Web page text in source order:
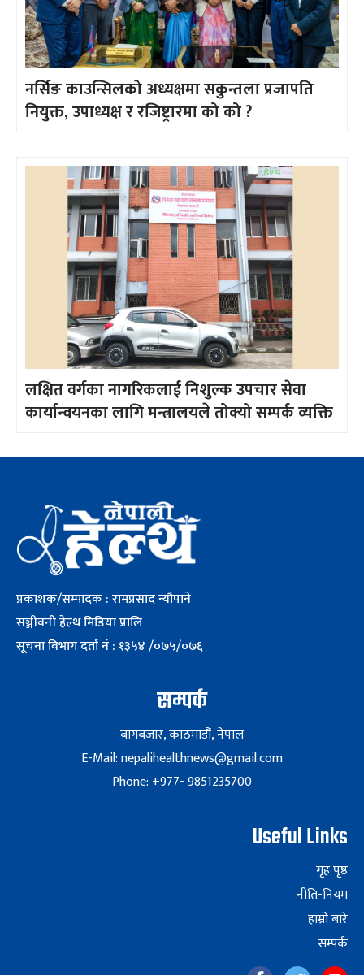
नर्सिङ काउन्सिलको अध्यक्षमा सकुन्तला प्रजापति
नियुक्त, उपाध्यक्ष र रजिष्ट्रारमा को को ?
लक्षित वर्गका नागरिकलाई निशुल्क उपचार सेवा
कार्यान्वयनका लागि मन्त्रालयले तोक्यो सम्पर्क व्यक्ति
प्रकाशक/सम्पादक : रामप्रसाद न्यौपाने
सञ्जीवनी हेल्थ मिडिया प्रालि
सूचना विभाग दर्ता नं : १३५४ /०७५/०७६
सम्पर्क
बागबजार, काठमाडौं, नेपाल
E-Mail: nepalihealthnews@gmail.com
Phone: +977- 9851235700
Useful Links
गृह पृष्ठ
नीति-नियम
हाम्रो बारे
सम्पर्क